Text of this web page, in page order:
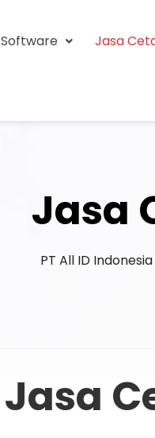
Software Jasa
Jasa
PT All ID Indonesia
Jasa